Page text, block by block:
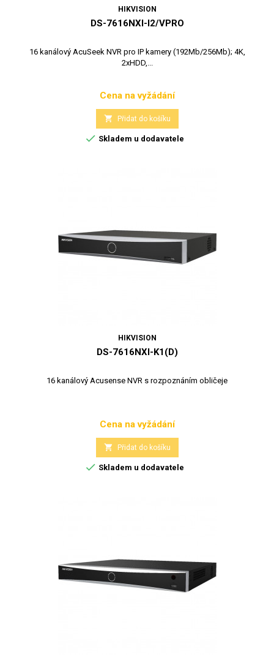
HIKVISION
DS-7616NXI-I2/VPRO
16 kanálový AcuSeek NVR pro IP kamery (192Mb/256Mb); 4K,
2xHDD,...
Cena
Cena na vyžádání
 Přidat do košíku
 Skladem u dodavatele
HIKVISION
DS-7616NXI-K1(D)
16 kanálový Acusense NVR s rozpoznáním obličeje
Cena
Cena na vyžádání
 Přidat do košíku
 Skladem u dodavatele